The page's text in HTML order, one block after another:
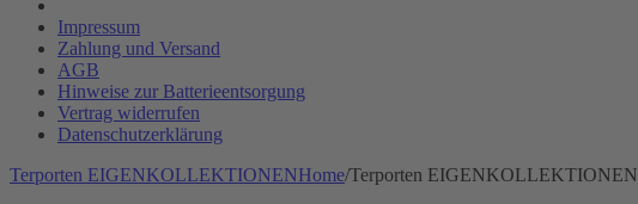
Impressum
Zahlung und Versand
AGB
Hinweise zur Batterieentsorgung
Vertrag widerrufen
Datenschutzerklärung
Terporten EIGENKOLLEKTIONENHome/Terporten EIGENKOLLEKTIONEN